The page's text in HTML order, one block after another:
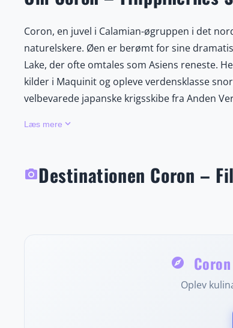
Coron, en juvel i Calamian-øgruppen i det
naturelskere. Øen er berømt for sine
Lake, der ofte omtales som Asiens reneste.
kilder i Maquinit og opleve verdensklasse
velbevarede japanske krigsskibe fra Anden
over de populære seværdigheder kan
Island og Bulog Dos, hvor hvide
Læs mere keyboard_arrow_down
photo_cameraDestinationen Coron –
explore
Oplev